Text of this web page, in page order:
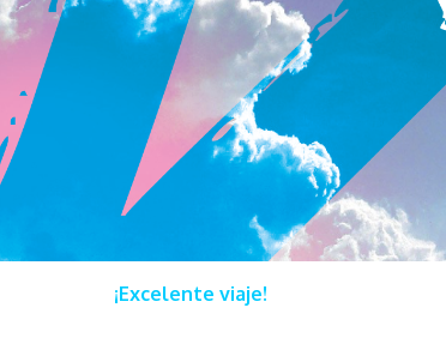
¡Excelente viaje!